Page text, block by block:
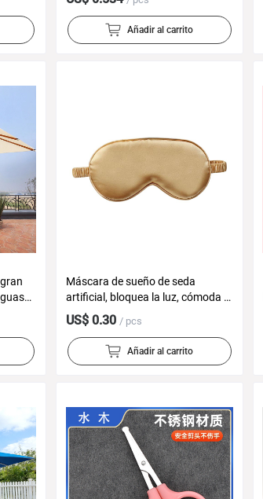
regalos publicitarios con logo,
venta al por mayor
Añadir al carrito
aire
Máscara de sueño de seda
artificial, bloquea la luz, cómoda y
transpirable - Mayorista
US$ 0.30 / pcs
Añadir al carrito